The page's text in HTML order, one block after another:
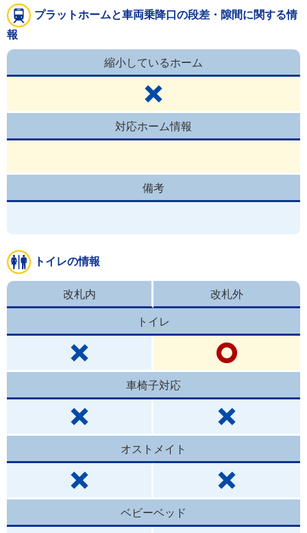
プラットホームと車両乗降口の段差・隙間に関する情
報
縮小しているホーム
対応ホーム情報
備考
トイレの情報
改札内 改札外
トイレ
車椅子対応
オストメイト
ベビーベッド